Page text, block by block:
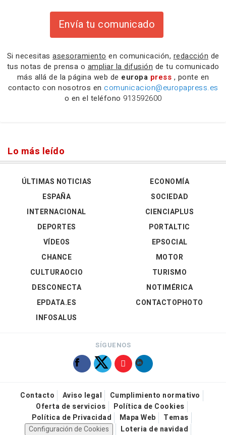
Envía tu comunicado
Si necesitas asesoramiento en comunicación, redacción de
tus notas de prensa o ampliar la difusión de tu comunicado
más allá de la página web de europa press , ponte en
contacto con nosotros en comunicacion@europapress.es
o en el teléfono 913592600
Lo más leído
ÚLTIMAS NOTICIAS
ESPAÑA
INTERNACIONAL
DEPORTES
VÍDEOS
ECONOMÍA
SOCIEDAD
CIENCIAPLUS
PORTALTIC
EPSOCIAL
CHANCE
CULTURAOCIO
DESCONECTA
EPDATA.ES
INFOSALUS
MOTOR
TURISMO
NOTIMÉRICA
CONTACTOPHOTO
SÍGUENOS
Contacto Aviso legal
Cumplimiento normativo
Oferta de servicios
Política de Cookies
Política de Privacidad
Mapa Web
Temas
Configuración de Cookies
Loteria de navidad